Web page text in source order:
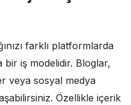
farklı platformlarda
bir iş modelidir. Bloglar,
veya sosyal medya
Özellikle içerik